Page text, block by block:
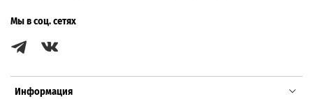
Информация
Мы в соц. сетях